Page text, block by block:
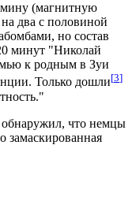
мину (магнитную
два с половиной
но состав
минут "Николай
к родным в Зуи
Только дошли[3]
обнаружил, что немцы
замаскированная